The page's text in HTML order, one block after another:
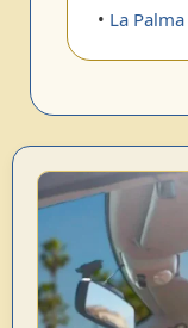
• La Palma